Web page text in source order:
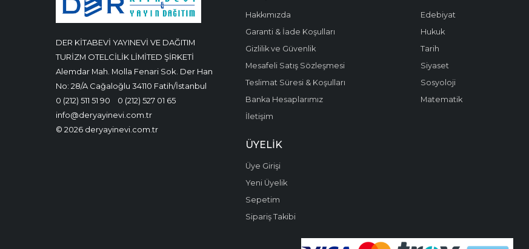
DER KİTABEVİ YAYINEVİ VE DAĞITIM
TURİZM OTELCİLİK LİMİTED ŞİRKETİ
Alemdar Mah. Molla Fenari Sok. Der Han
No: 28/A Cağaloğlu 34110 Fatih/İstanbul
0 (212) 511 51 90
0 (212) 527 01 65
info@deryayinevi.com.tr
© 2026 deryayinevi.com.tr
Hakkımızda
Garanti & İade Koşulları
Gizlilik ve Güvenlik
Mesafeli Satış Sözleşmesi
Teslimat Süresi & Koşulları
Banka Hesaplarımız
İletişim
Edebiyat
Hukuk
Tarih
Siyaset
Sosyoloji
Matematik
ÜYELIK
Üye Girişi
Yeni Üyelik
Sepetim
Sipariş Takibi